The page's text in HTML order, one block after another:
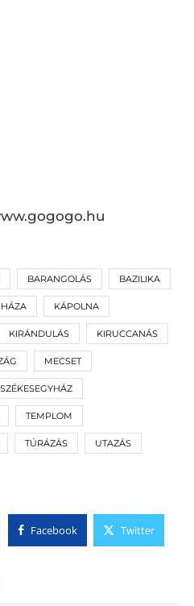
BARANGOLÁS BAZILIKA
KÁPOLNA
KIRÁNDULÁS KIRUCCANÁS
MECSET
SZÉKESEGYHÁZ
TEMPLOM
TÚRÁZÁS UTAZÁS
Facebook Twitter